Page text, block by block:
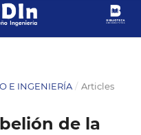
E INGENIERÍA / Articles
de la